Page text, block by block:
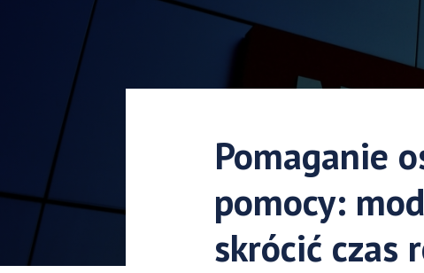
Pomaganie
pomocy:
skrócić czas